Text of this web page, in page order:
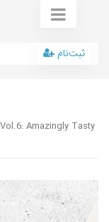
ثبت‌نام
Amazingly Tasty